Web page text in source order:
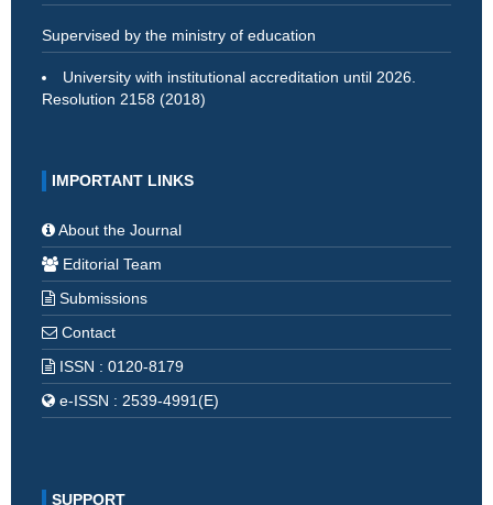
Supervised by the ministry of education
University with institutional accreditation until 2026.
Resolution 2158 (2018)
IMPORTANT LINKS
About the Journal
Editorial Team
Submissions
Contact
ISSN : 0120-8179
e-ISSN : 2539-4991(E)
SUPPORT